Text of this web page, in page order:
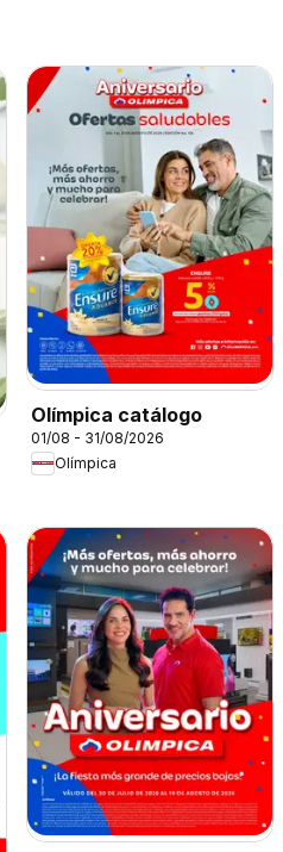
Olímpica catálogo
01/08 - 31/08/2026
Olímpica